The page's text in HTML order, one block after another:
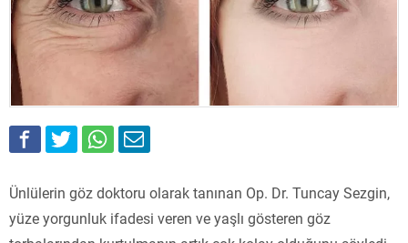
Ünlülerin göz doktoru olarak tanınan Op. Dr. Tuncay Sezgin,
yüze yorgunluk ifadesi veren ve yaşlı gösteren göz